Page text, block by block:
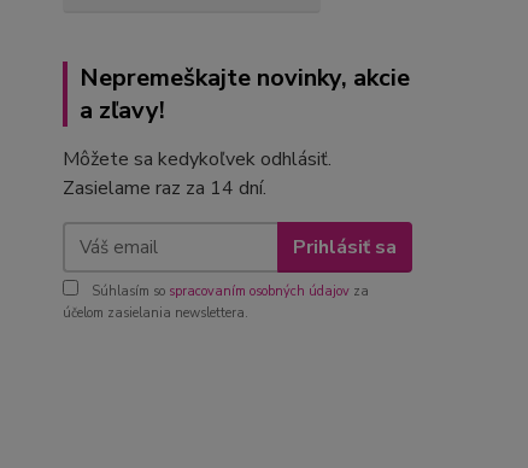
Nepremeškajte novinky, akcie
a zľavy!
Môžete sa kedykoľvek odhlásiť.
Zasielame raz za 14 dní.
Prihlásiť sa
Súhlasím so spracovaním osobných údajov za
účelom zasielania newslettera.